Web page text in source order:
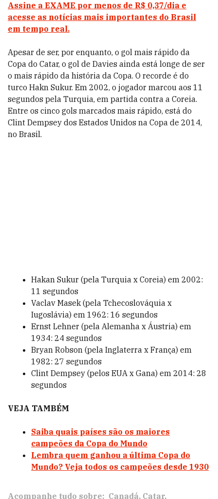
Assine a EXAME por menos de R$ 0,37/dia e
acesse as notícias mais importantes do Brasil
em tempo real.
Apesar de ser, por enquanto, o gol mais rápido da
Copa do Catar, o gol de Davies ainda está longe de ser
o mais rápido da história da Copa. O recorde é do
turco Hakn Sukur. Em 2002, o jogador marcou aos 11
segundos pela Turquia, em partida contra a Coreia.
Entre os cinco gols marcados mais rápido, está do
Clint Dempsey dos Estados Unidos na Copa de 2014,
no Brasil.
Hakan Sukur (pela Turquia x Coreia) em 2002:
11 segundos
Vaclav Masek (pela Tchecoslováquia x
Iugoslávia) em 1962: 16 segundos
Ernst Lehner (pela Alemanha x Áustria) em
1934: 24 segundos
Bryan Robson (pela Inglaterra x França) em
1982: 27 segundos
Clint Dempsey (pelos EUA x Gana) em 2014: 28
segundos
VEJA TAMBÉM
Saiba quais países são os maiores
campeões da Copa do Mundo
Lembra quem ganhou a última Copa do
Mundo? Veja todos os campeões desde 1930
Acompanhe tudo sobre: Canadá Catar